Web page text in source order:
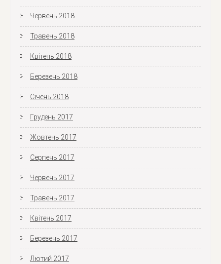
Червень 2018
Травень 2018
Квітень 2018
Березень 2018
Січень 2018
Грудень 2017
Жовтень 2017
Серпень 2017
Червень 2017
Травень 2017
Квітень 2017
Березень 2017
Лютий 2017